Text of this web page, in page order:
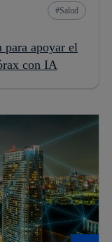
Salud
apoyar el
con IA